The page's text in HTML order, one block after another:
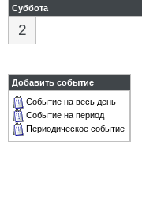
Суббота
2
Добавить событие
Событие на весь день
Событие на период
Периодическое событие